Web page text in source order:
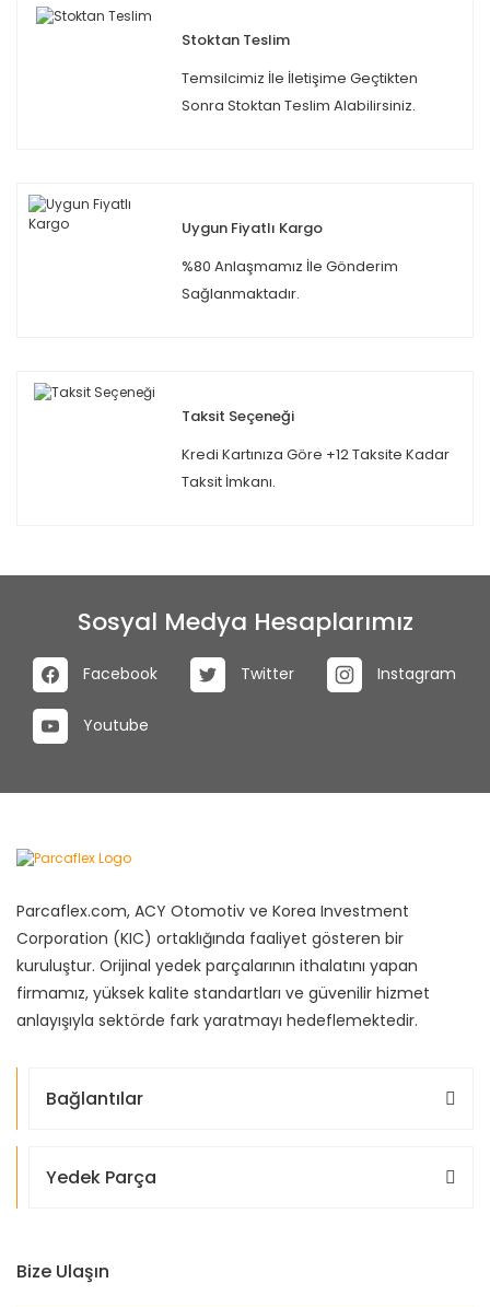
Stoktan Teslim
Temsilcimiz İle İletişime Geçtikten
Sonra Stoktan Teslim Alabilirsiniz.
Uygun Fiyatlı Kargo
%80 Anlaşmamız İle Gönderim
Sağlanmaktadır.
Taksit Seçeneği
Kredi Kartınıza Göre +12 Taksite Kadar
Taksit İmkanı.
Sosyal Medya Hesaplarımız
Facebook Twitter Instagram
Youtube
Parcaflex.com, ACY Otomotiv ve Korea Investment
Corporation (KIC) ortaklığında faaliyet gösteren bir
kuruluştur. Orijinal yedek parçalarının ithalatını yapan
firmamız, yüksek kalite standartları ve güvenilir hizmet
anlayışıyla sektörde fark yaratmayı hedeflemektedir.
Bağlantılar
Yedek Parça
Bize Ulaşın